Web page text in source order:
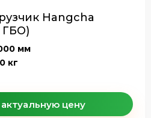
Hangcha
ГБО)
мм
кг
цену